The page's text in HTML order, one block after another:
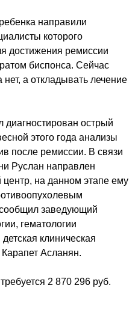
направили
которого
достижения ремиссии
биспонса. Сейчас
нет, а откладывать лечение
диагностирован острый
этого года анализы
после ремиссии. В связи
Руслан направлен
на данном этапе ему
заведующий
гематологии
клиническая
Асланян.
2 870 296 руб.